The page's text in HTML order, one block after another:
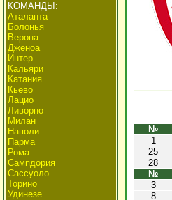
КОМАНДЫ:
Аталанта
Болонья
Верона
Дженоа
Интер
Кальяри
Катания
Кьево
Лацио
Ливорно
Милан
Наполи
Парма
Рома
Сампдория
Сассуоло
Торино
Удинезе
№
1
25
28
№
3
8